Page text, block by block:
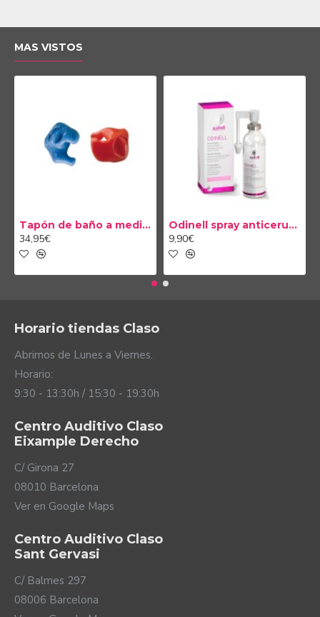
MAS VISTOS
Tapón de baño a medida
34,95€
Odinell spray anticerumen 50ml
9,90€
Horario tiendas Claso
Abrimos de Lunes a Viernes.
Horario:
9:30 - 13:30h / 15:30 - 19:30h
Centro Auditivo Claso
Eixample Derecho
C/ Girona 27
08010 Barcelona
Ver en Google Maps
Centro Auditivo Claso
Sant Gervasi
C/ Balmes 297
08006 Barcelona